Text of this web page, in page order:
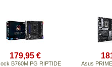
179,95 €
B760M PG RIPTIDE Asus